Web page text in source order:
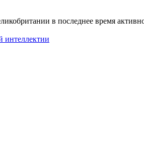
в последнее время
интеллектии